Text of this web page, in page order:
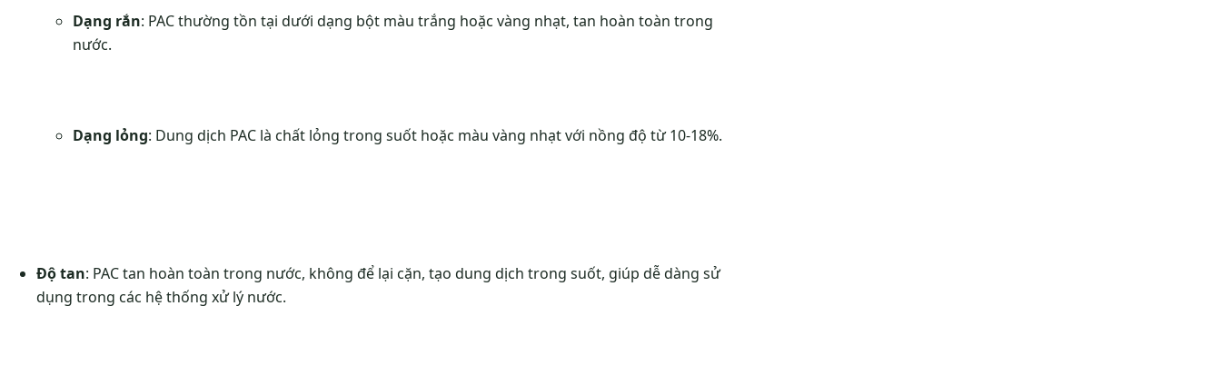
Dạng rắn: PAC thường tồn tại dưới dạng bột màu trắng hoặc vàng nhạt, tan hoàn toàn trong
nước.
Dạng lỏng: Dung dịch PAC là chất lỏng trong suốt hoặc màu vàng nhạt với nồng độ từ 10-18%.
Độ tan: PAC tan hoàn toàn trong nước, không để lại cặn, tạo dung dịch trong suốt, giúp dễ dàng sử
dụng trong các hệ thống xử lý nước.